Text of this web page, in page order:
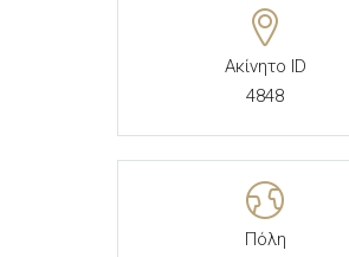
Ακίνητο ID
4848
Πόλη